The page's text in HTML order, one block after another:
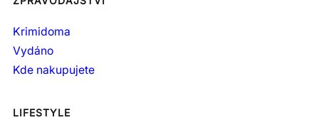
Krimidoma
Vydáno
Kde nakupujete
LIFESTYLE